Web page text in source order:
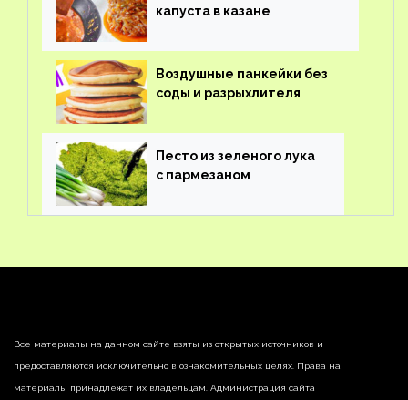
капуста в казане
Воздушные панкейки без
соды и разрыхлителя
Песто из зеленого лука
с пармезаном
Все материалы на данном сайте взяты из открытых источников и
предоставляются исключительно в ознакомительных целях. Права на
материалы принадлежат их владельцам. Администрация сайта